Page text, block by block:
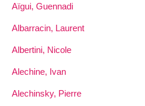
Aïgui, Guennadi
Albarracin, Laurent
Albertini, Nicole
Alechine, Ivan
Alechinsky, Pierre